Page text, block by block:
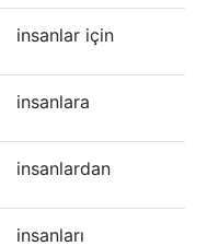
insanlar için
insanlara
insanlardan
insanları